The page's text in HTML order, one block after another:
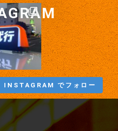
INSTAGRAM でフォロー